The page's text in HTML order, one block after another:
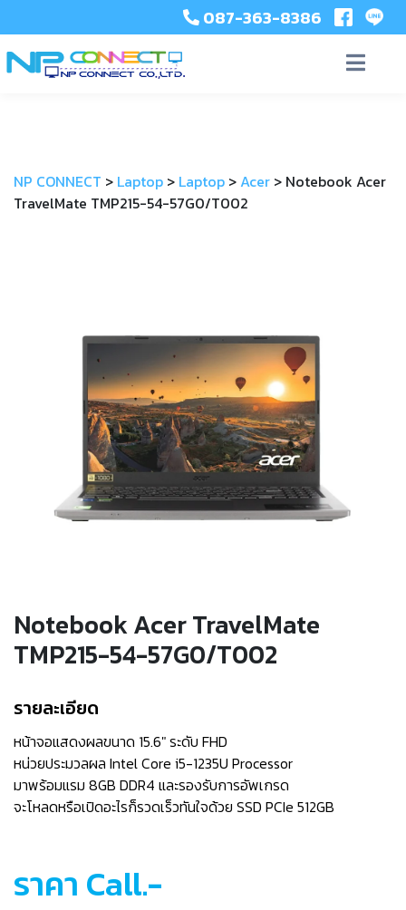
087-363-8386
NP CONNECT > Laptop > Laptop > Acer > Notebook Acer
TravelMate TMP215-54-57G0/T002
Notebook Acer TravelMate
TMP215-54-57G0/T002
รายละเอียด
หน้าจอแสดงผลขนาด 15.6″ ระดับ FHD
หน่วยประมวลผล Intel Core i5-1235U Processor
มาพร้อมแรม 8GB DDR4 และรองรับการอัพเกรด
จะโหลดหรือเปิดอะไรก็รวดเร็วทันใจด้วย SSD PCIe 512GB
ราคา Call.-